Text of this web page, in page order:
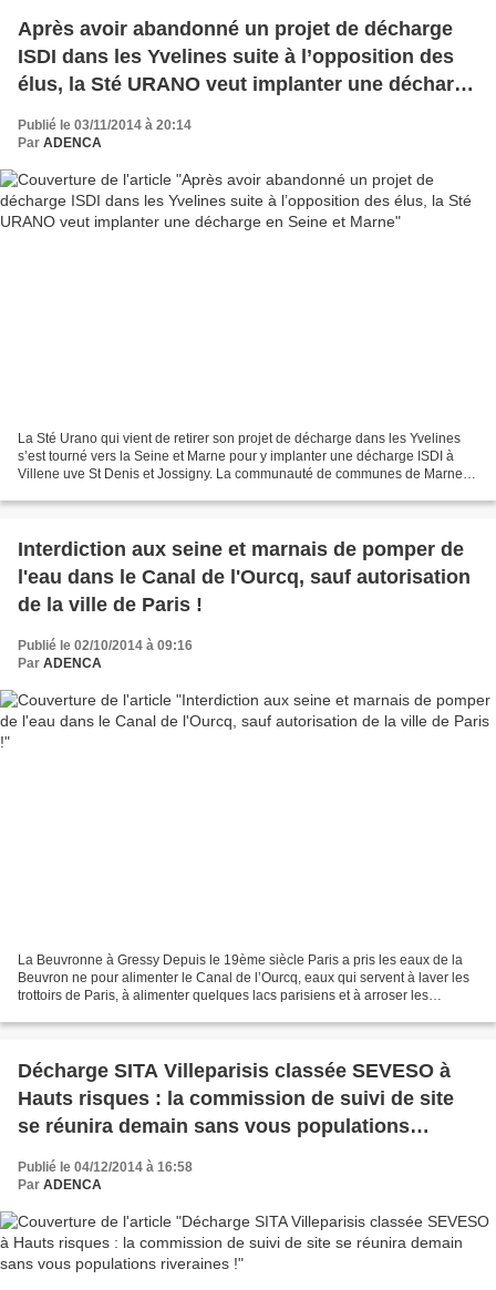
Après avoir abandonné un projet de décharge
ISDI dans les Yvelines suite à l’opposition des
élus, la Sté URANO veut implanter une décharge
Publié le 03/11/2014 à 20:14
Par ADENCA
La Sté Urano qui vient de retirer son projet de décharge dans les Yvelines
s’est tourné vers la Seine et Marne pour y implanter une décharge ISDI à
Villene uve St Denis et Jossigny. La communauté de communes de Marne et
Interdiction aux seine et marnais de pomper de
l'eau dans le Canal de l'Ourcq, sauf autorisation
de la ville de Paris !
Publié le 02/10/2014 à 09:16
Par ADENCA
La Beuvronne à Gressy Depuis le 19ème siècle Paris a pris les eaux de la
Beuvron ne pour alimenter le Canal de l’Ourcq, eaux qui servent à laver les
trottoirs de Paris, à alimenter quelques lacs parisiens et à arroser les
Décharge SITA Villeparisis classée SEVESO à
Hauts risques : la commission de suivi de site
se réunira demain sans vous populations
Publié le 04/12/2014 à 16:58
Par ADENCA